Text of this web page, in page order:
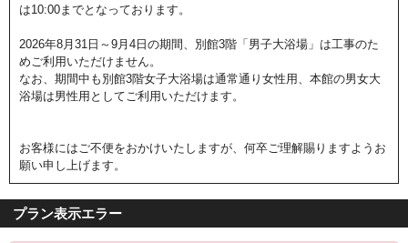
は10:00までとなっております。
2026年8月31日～9月4日の期間、別館3階「男子大浴場」は工事のた
めご利用いただけません。
なお、期間中も別館3階女子大浴場は通常通り女性用、本館の男女大
浴場は男性用としてご利用いただけます。
お客様にはご不便をおかけいたしますが、何卒ご理解賜りますようお
願い申し上げます。
プラン表示エラー